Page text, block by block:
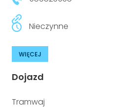
Nieczynne
WIĘCEJ
Dojazd
Tramwaj